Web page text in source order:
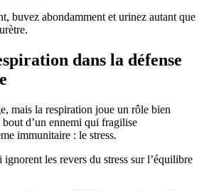
buvez abondamment et urinez autant que
dans la défense
mais la respiration joue un rôle bien
d’un ennemi qui fragilise
immunitaire : le stress.
les revers du stress sur l’équilibre